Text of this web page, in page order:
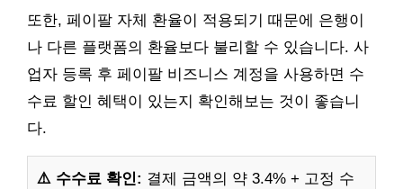
또한, 페이팔 자체 환율이 적용되기 때문에 은행이
나 다른 플랫폼의 환율보다 불리할 수 있습니다. 사
업자 등록 후 페이팔 비즈니스 계정을 사용하면 수
수료 할인 혜택이 있는지 확인해보는 것이 좋습니
다.
⚠️ 수수료 확인: 결제 금액의 약 3.4% + 고정 수